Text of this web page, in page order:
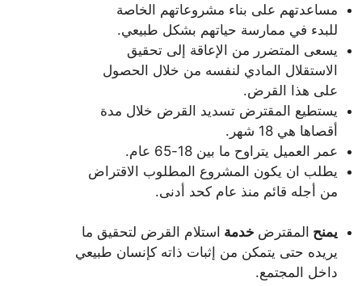
مساعدتهم على بناء مشروعاتهم الخاصة
للبدء في ممارسة حياتهم بشكل طبيعي.
يسعى المتضرر من الإعاقة إلى تحقيق
الاستقلال المادي لنفسه من خلال الحصول
على هذا القرض.
يستطيع المقترض تسديد القرض خلال مدة
أقصاها هي 18 شهر.
عمر العميل يتراوح ما بين 18-65 عام.
يطلب ان يكون المشروع المطلوب الاقتراض
من أجله قائم منذ عام كحد أدنى.
يمنح المقترض خدمة استلام القرض لتحقيق ما
يريده حتى يتمكن من إثبات ذاته كإنسان طبيعي
داخل المجتمع.